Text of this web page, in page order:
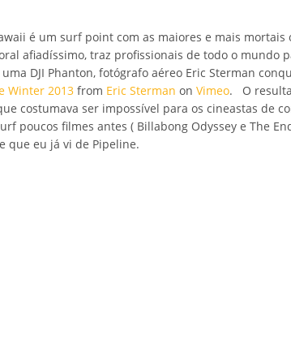
é um surf point com as maiores e mais
afiadíssimo, traz profissionais de todo o mundo
DJI Phanton, fotógrafo aéreo Eric Sterman
Winter 2013from Eric Sterman on Vimeo. O
costumava ser impossível para os cineastas de
poucos filmes antes ( Billabong Odyssey e The
que eu já vi de Pipeline.